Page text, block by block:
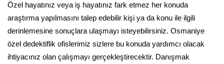
Özel hayatınız veya iş hayatınız fark etmez her konuda
araştırma yapılmasını talep edebilir kişi ya da konu ile ilgili
derinlemesine sonuçlara ulaşmayı isteyebilirsiniz. Osmaniye
özel dedektiflik ofislerimiz sizlere bu konuda yardımcı olacak
ihtiyacınız olan çalışmayı gerçekleştirecektir. Danışmak